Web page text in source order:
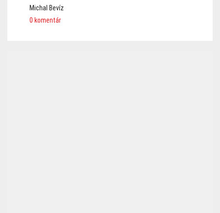
Michal Bevíz
0 komentár